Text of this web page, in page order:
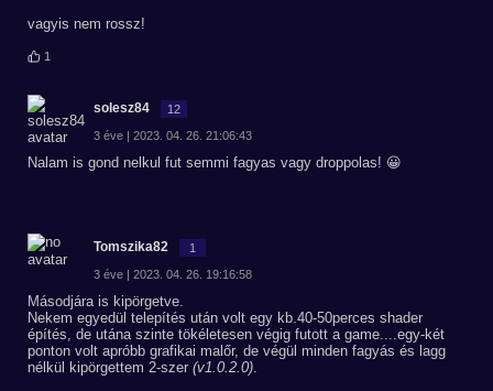
vagyis nem rossz!
1
solesz84 12
3 éve | 2023. 04. 26. 21:06:43
Nalam is gond nelkul fut semmi fagyas vagy droppolas! 😀
Tomszika82 1
3 éve | 2023. 04. 26. 19:16:58
Másodjára is kipörgetve.
Nekem egyedül telepítés után volt egy kb.40-50perces shader
építés, de utána szinte tökéletesen végig futott a game....egy-két
ponton volt apróbb grafikai malőr, de végül minden fagyás és lagg
nélkül kipörgettem 2-szer (v1.0.2.0).